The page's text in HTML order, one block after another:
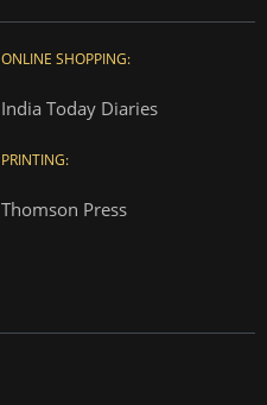
ONLINE SHOPPING:
India Today Diaries
PRINTING:
Thomson Press